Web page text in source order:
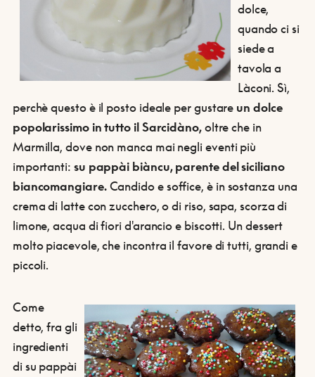
dolce,
quando ci si
siede a
tavola a
Làconi. Sì,
perchè questo è il posto ideale per gustare un dolce
popolarissimo in tutto il Sarcidàno,oltre che in
Marmilla, dove non manca mai negli eventi più
importanti: su pappài biàncu, parente del siciliano
biancomangiare.Candido e soffice, è in sostanza una
crema di latte con zucchero, o di riso, sapa, scorza di
limone, acqua di fiori d'arancio e biscotti. Un dessert
molto piacevole, che incontra il favore di tutti, grandi e
piccoli.
Come
detto, fra gli
ingredienti
di su pappài